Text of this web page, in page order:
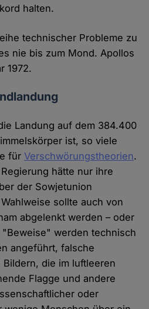
halten.
technischer Probleme zu
nie bis zum Mond. Apollos
1972.
Landung auf dem 384.400
ist, so viele
fürVerschwörungstheorien.
hätte nur ihre
der Sowjetunion
sollte auch von
abgelenkt werden – oder
werden technisch
angeführt, falsche
die im luftleeren
Flagge und andere
oder